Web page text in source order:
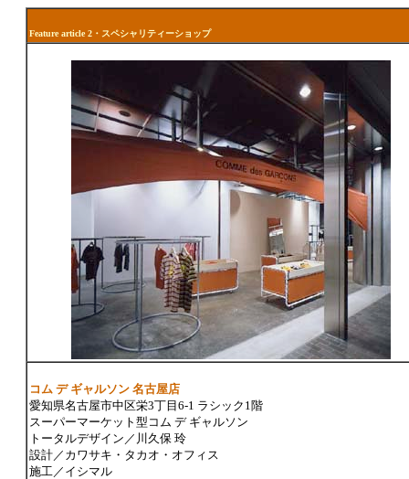
Feature article 2・スペシャリティーショップ
コム デ ギャルソン 名古屋店
愛知県名古屋市中区栄3丁目6-1 ラシック1階
スーパーマーケット型コム デ ギャルソン
トータルデザイン／川久保 玲
設計／カワサキ・タカオ・オフィス
施工／イシマル